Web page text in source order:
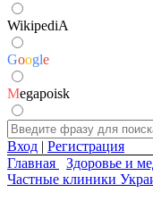
WikipediA
Google
Megapoisk
Вход | Регистрация
Главная
Здоровье и
Частные клиники